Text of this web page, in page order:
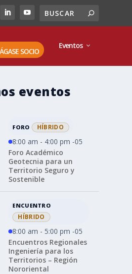
SOCIO
Eventos
eventos
FORO HÍBRIDO
8:00 am - 4:00 pm -05
Foro Académico
Geotecnia para un
Territorio Seguro y
Sostenible
ENCUENTRO
HÍBRIDO
8:00 am - 5:00 pm -05
Encuentros Regionales
Ingeniería para los
Territorios – Región
Nororiental